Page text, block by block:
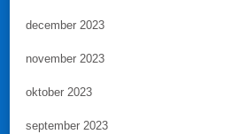
december 2023
november 2023
oktober 2023
september 2023